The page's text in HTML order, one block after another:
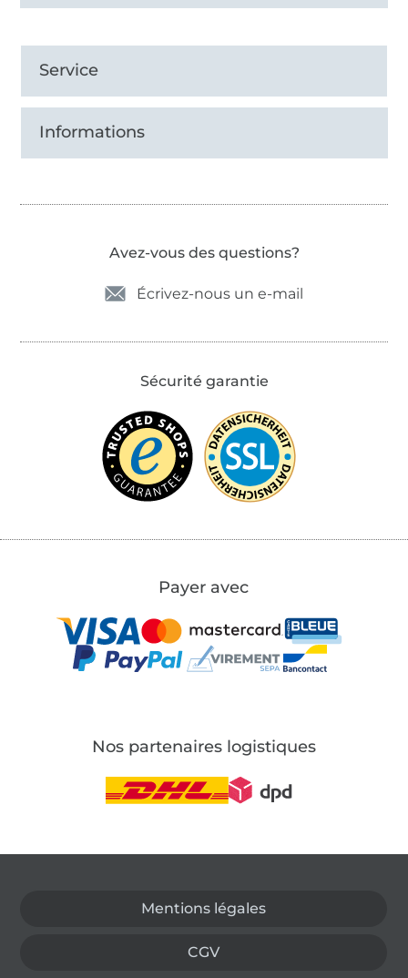
Service
Informations
Avez-vous des questions?
Écrivez-nous un e-mail
Sécurité garantie
Payer avec
Nos partenaires logistiques
Mentions légales
CGV